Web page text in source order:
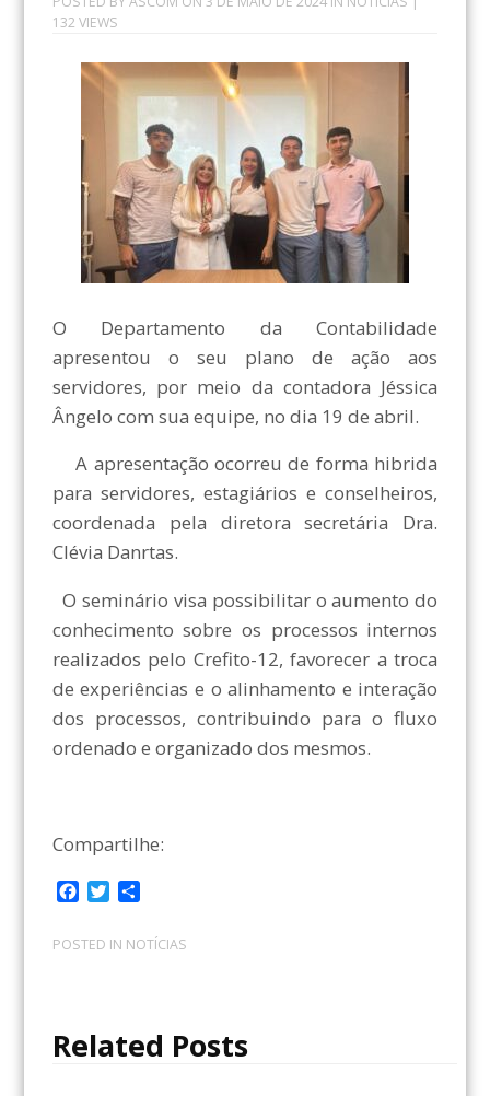
132 VIEWS
O Departamento da Contabilidade
apresentou o seu plano de ação aos
servidores, por meio da contadora Jéssica
Ângelo com sua equipe, no dia 19 de abril.
A apresentação ocorreu de forma hibrida
para servidores, estagiários e conselheiros,
coordenada pela diretora secretária Dra.
Clévia Danrtas.
O seminário visa possibilitar o aumento do
conhecimento sobre os processos internos
realizados pelo Crefito-12, favorecer a troca
de experiências e o alinhamento e interação
dos processos, contribuindo para o fluxo
ordenado e organizado dos mesmos.
Compartilhe:
F
c
e
k
T
i
t
C
m
p
i
POSTED IN NOTÍCIAS
Related Posts